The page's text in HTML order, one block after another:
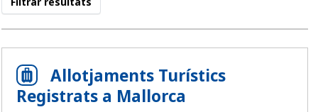
Allotjaments Turístics
Registrats a Mallorca